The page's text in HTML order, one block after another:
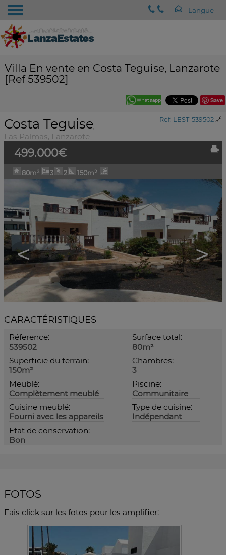
Villa En vente en Costa Teguise, Lanzarote
[Ref 539502]
Save
Ref. LEST-539502 🔗
Costa Teguise,
Las Palmas, Lanzarote
499.000€
80m² 3 2 150m²
< >
CARACTÉRISTIQUES
Réference:
539502
Surface total:
80m²
Superficie du terrain:
150m²
Chambres:
3
Meublé:
Complètement meublé
Piscine:
Communitaire
Cuisine meublé:
Fourni avec les appareils
Type de cuisine:
Indépendant
Etat de conservation:
Bon
FOTOS
Fais click sur les fotos pour les amplifier: